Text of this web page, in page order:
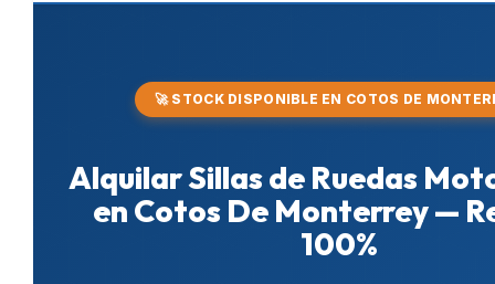
🚀 STOCK DISPONIBLE EN COTOS DE
Alquilar Sillas de Ruedas
en Cotos De Monterrey —
100%